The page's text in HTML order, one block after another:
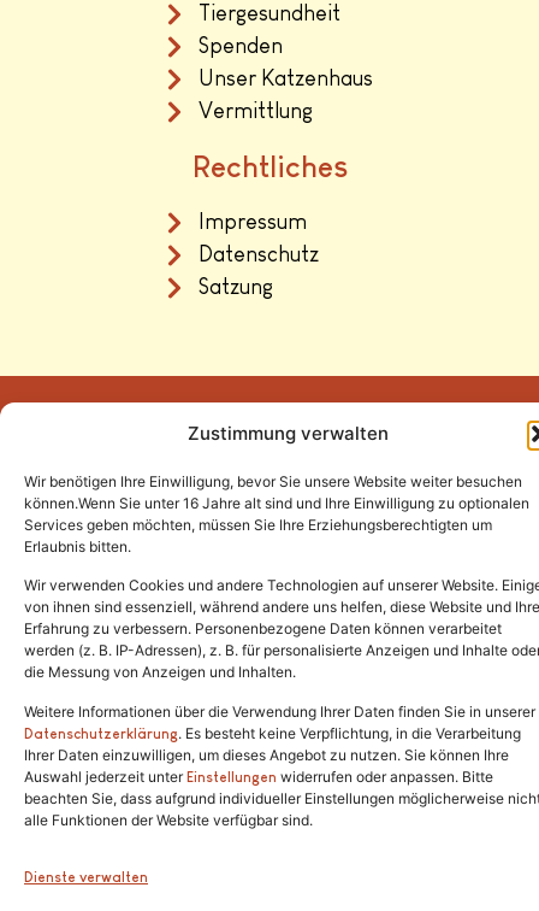
Zustimmung verwalten
Wir benötigen Ihre Einwilligung, bevor Sie unsere Website weiter besuchen
können.Wenn Sie unter 16 Jahre alt sind und Ihre Einwilligung zu optionalen
Services geben möchten, müssen Sie Ihre Erziehungsberechtigten um
Erlaubnis bitten.
Wir verwenden Cookies und andere Technologien auf unserer Website.
von ihnen sind essenziell, während andere uns helfen, diese Website und Ihre
Erfahrung zu verbessern. Personenbezogene Daten können verarbeitet
werden (z. B. IP-Adressen), z. B. für personalisierte Anzeigen und Inhalte
die Messung von Anzeigen und Inhalten.
Weitere Informationen über die Verwendung Ihrer Daten finden Sie in unserer
Datenschutzerklärung. Es besteht keine Verpflichtung, in die Verarbeitung
Ihrer Daten einzuwilligen, um dieses Angebot zu nutzen. Sie können Ihre
Auswahl jederzeit unterEinstellungen widerrufen oder anpassen. Bitte
beachten Sie, dass aufgrund individueller Einstellungen möglicherweise
alle Funktionen der Website verfügbar sind.
Dienste verwalten
Tiergesundheit
Spenden
Unser Katzenhaus
Vermittlung
Rechtliches
Impressum
Datenschutz
Satzung
Copyright © 2024. Alle Rechte vorbehalten.
Tel.:(02646) 915928
info@katzenschutzfreunde.de
Im Brandenfeld 22
53426 Schalkenbach